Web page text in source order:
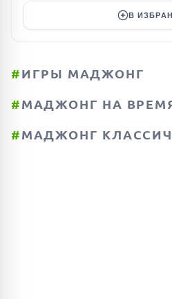
В
#ИГРЫ МАДЖОНГ
#МАДЖОНГ НА
#МАДЖОНГ